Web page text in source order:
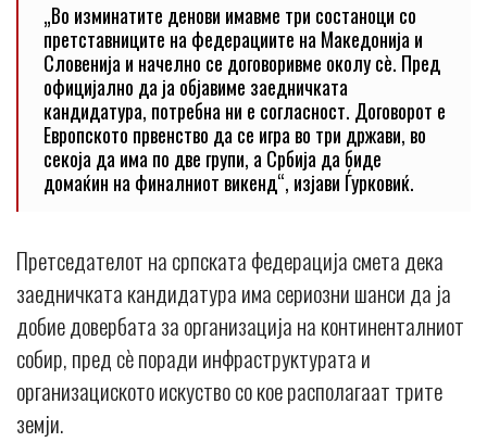
„Во изминатите денови имавме три состаноци со
претставниците на федерациите на Македонија и
Словенија и начелно се договоривме околу сè. Пред
официјално да ја објавиме заедничката
кандидатура, потребна ни е согласност. Договорот е
Европското првенство да се игра во три држави, во
секоја да има по две групи, а Србија да биде
домаќин на финалниот викенд“, изјави Ѓурковиќ.
Претседателот на српската федерација смета дека
заедничката кандидатура има сериозни шанси да ја
добие довербата за организација на континенталниот
собир, пред сè поради инфраструктурата и
организациското искуство со кое располагаат трите
земји.